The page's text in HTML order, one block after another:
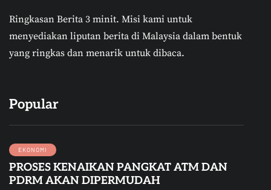
Ringkasan Berita 3 minit. Misi kami untuk
menyediakan liputan berita di Malaysia dalam bentuk
yang ringkas dan menarik untuk dibaca.
Popular
EKONOMI
PROSES KENAIKAN PANGKAT ATM DAN
PDRM AKAN DIPERMUDAH